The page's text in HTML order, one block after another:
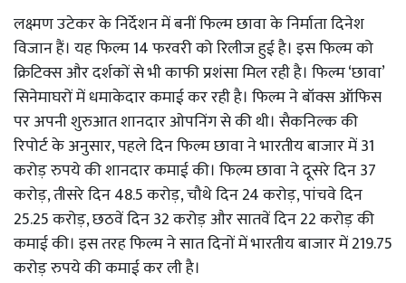
लक्ष्मण उटेकर के निर्देशन में बनीं फिल्म छावा के निर्माता दिनेश
विजान हैं। यह फिल्म 14 फरवरी को रिलीज हुई है। इस फिल्म को
क्रिटिक्स और दर्शकों से भी काफी प्रशंसा मिल रही है। फिल्म ‘छावा’
सिनेमाघरों में धमाकेदार कमाई कर रही है। फिल्म ने बॉक्स ऑफिस
पर अपनी शुरुआत शानदार ओपनिंग से की थी। सैकनिल्क की
रिपोर्ट के अनुसार, पहले दिन फिल्म छावा ने भारतीय बाजार में 31
करोड़ रुपये की शानदार कमाई की। फिल्म छावा ने दूसरे दिन 37
करोड़, तीसरे दिन 48.5 करोड़, चौथे दिन 24 करोड़, पांचवे दिन
25.25 करोड़, छठवें दिन 32 करोड़ और सातवें दिन 22 करोड़ की
कमाई की। इस तरह फिल्म ने सात दिनों में भारतीय बाजार में 219.75
करोड़ रुपये की कमाई कर ली है।